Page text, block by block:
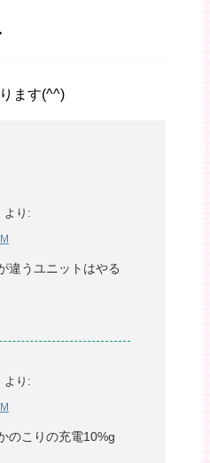
ます(^^)
より:
違うユニットはやる
より:
のこりの充電10%g